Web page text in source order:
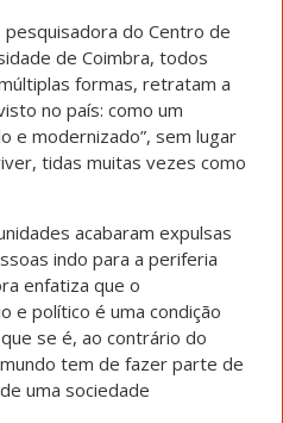
do Centro de
de Coimbra, todos
formas, retratam a
no país: como um
e modernizado”, sem lugar
tidas muitas vezes como
acabaram expulsas
indo para a periferia
enfatiza que o
e político é uma condição
se é, ao contrário do
tem de fazer parte de
uma sociedade